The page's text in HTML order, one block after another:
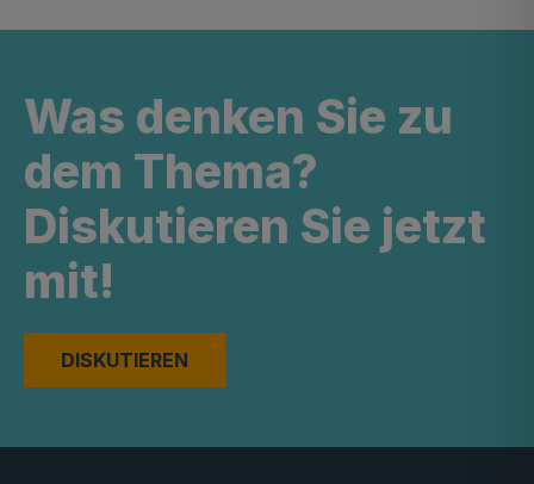
Was denken Sie zu
dem Thema?
Diskutieren Sie jetzt
mit!
DISKUTIEREN